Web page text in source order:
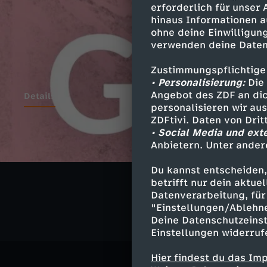
erforderlich für unser
hinaus Informationen
ohne deine
verwenden deine
• Personalisierung:Die
Angebot des ZDF an
personalisieren wir
ZDFtivi. Daten von
• Social Media und
Anbietern. Unter
Du kannst
betrifft nur dein
Datenverarbeitung,
"Einstellungen/
Deine
Einstellungen
Hier findest du das
Details
Ähnliche